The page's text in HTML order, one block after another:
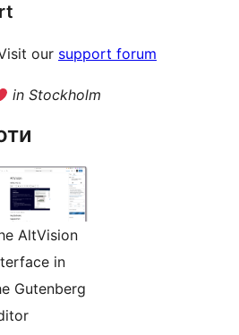
our support forum
in Stockholm
AltVision
in
Gutenberg